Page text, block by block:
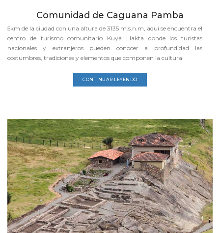
Comunidad de Caguana Pamba
5km de la ciudad con una altura de 3135 m.s.n.m, aquí se encuentra el
centro de turismo comunitario Kuya Llakta donde los turistas
nacionales y extranjeros pueden conocer a profundidad las
costumbres, tradiciones y elementos que componen la cultura
CONTINUAR LEYENDO